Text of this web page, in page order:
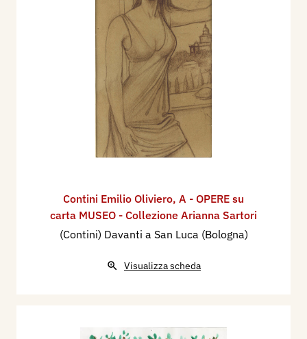
Contini Emilio Oliviero, A - OPERE su
carta MUSEO - Collezione Arianna Sartori
(Contini) Davanti a San Luca (Bologna)
Visualizza scheda